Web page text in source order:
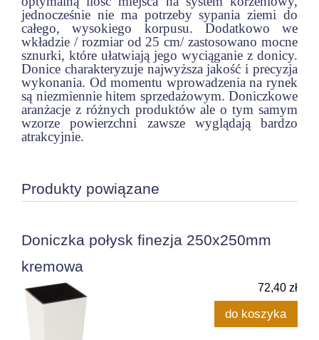
jednocześnie nie ma potrzeby sypania ziemi do
całego, wysokiego korpusu. Dodatkowo we
wkładzie / rozmiar od 25 cm/ zastosowano mocne
sznurki, które ułatwiają jego wyciąganie z donicy.
Donice charakteryzuje najwyższa jakość i precyzja
wykonania. Od momentu wprowadzenia na rynek
są niezmiennie hitem sprzedażowym. Doniczkowe
aranżacje z różnych produktów ale o tym samym
wzorze powierzchni zawsze wyglądają bardzo
atrakcyjnie.
Produkty powiązane
Doniczka połysk finezja 250x250mm
kremowa
72,40 zł
do koszyka